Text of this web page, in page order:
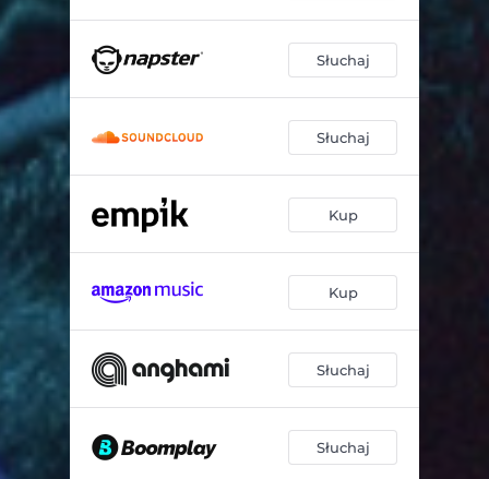
Słuchaj
Słuchaj
Kup
Kup
Słuchaj
Słuchaj